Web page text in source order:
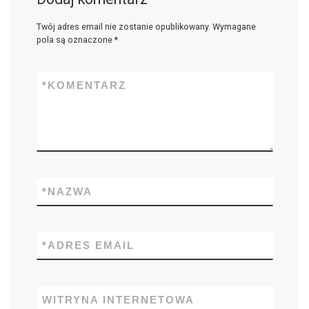
Twój adres email nie zostanie opublikowany. Wymagane
pola są oznaczone *
KOMENTARZ
*
NAZWA
*
ADRES EMAIL
*
WITRYNA INTERNETOWA